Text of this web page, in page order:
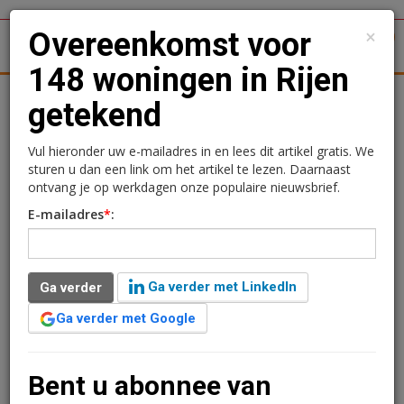
Woningmarkt Kantoren Retail
Overeenkomst voor 148
woningen in Rijen
getekend
Redactie
30 mei 2025 om 10:57
één jaar geleden aangepast
1 minuut leestijd
Spoor Vastgoed heeft een overeenkomst gesloten met
Rijen. Op de plek, waar nu nog een bouwmarkt en
×
Overeenkomst voor
148 woningen in Rijen
getekend
Vul hieronder uw e-mailadres in en lees dit artikel gratis. We
sturen u dan een link om het artikel te lezen. Daarnaast
ontvang je op werkdagen onze populaire nieuwsbrief.
E-mailadres*:
Ga verder
Ga verder met LinkedIn
Ga verder met Google
Bent u abonnee van